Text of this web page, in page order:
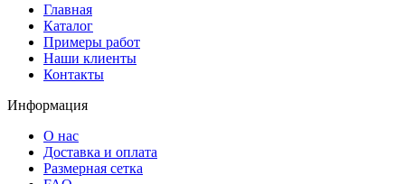
Главная
Каталог
Примеры работ
Наши клиенты
Контакты
Информация
О нас
Доставка и оплата
Размерная сетка